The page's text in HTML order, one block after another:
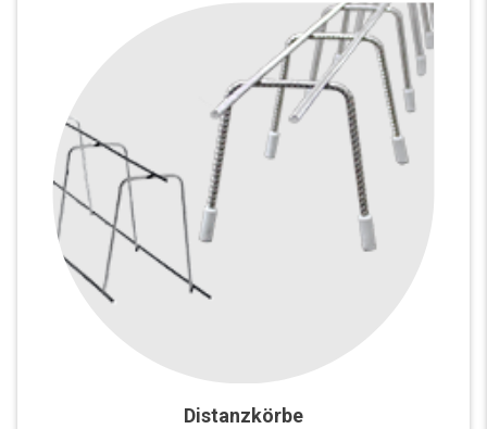
Distanzkörbe